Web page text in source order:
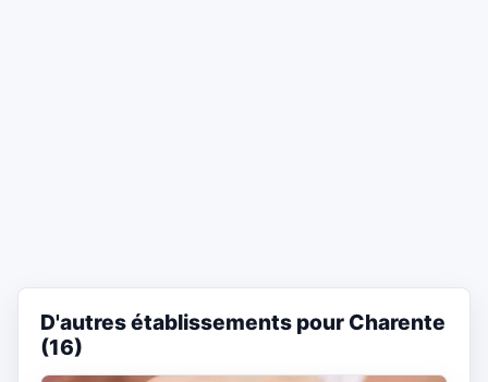
D'autres établissements pour Charente
(16)